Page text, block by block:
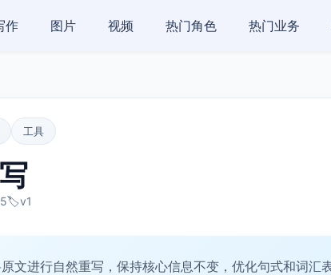
作 图片 视频 热门角色 热门业务
工具
🏷️v1
文进行自然重写，保持核心信息不变，优化句式和词汇